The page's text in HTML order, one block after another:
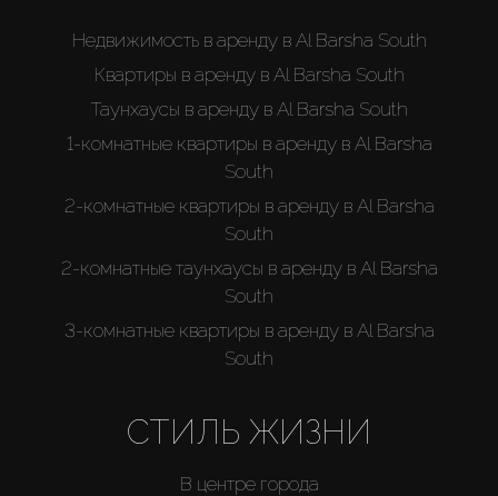
Недвижимость в аренду в Al Barsha South
Квартиры в аренду в Al Barsha South
Таунхаусы в аренду в Al Barsha South
1-комнатные квартиры в аренду в Al Barsha
South
2-комнатные квартиры в аренду в Al Barsha
South
2-комнатные таунхаусы в аренду в Al Barsha
South
3-комнатные квартиры в аренду в Al Barsha
South
СТИЛЬ ЖИЗНИ
В центре города